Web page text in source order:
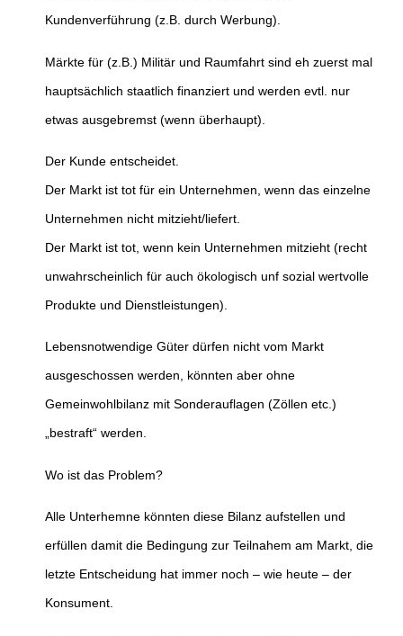
Kundenverführung (z.B. durch Werbung).
Märkte für (z.B.) Militär und Raumfahrt sind eh zuerst mal
hauptsächlich staatlich finanziert und werden evtl. nur
etwas ausgebremst (wenn überhaupt).
Der Kunde entscheidet.
Der Markt ist tot für ein Unternehmen, wenn das einzelne
Unternehmen nicht mitzieht/liefert.
Der Markt ist tot, wenn kein Unternehmen mitzieht (recht
unwahrscheinlich für auch ökologisch unf sozial wertvolle
Produkte und Dienstleistungen).
Lebensnotwendige Güter dürfen nicht vom Markt
ausgeschossen werden, könnten aber ohne
Gemeinwohlbilanz mit Sonderauflagen (Zöllen etc.)
„bestraft“ werden.
Wo ist das Problem?
Alle Unterhemne könnten diese Bilanz aufstellen und
erfüllen damit die Bedingung zur Teilnahem am Markt, die
letzte Entscheidung hat immer noch – wie heute – der
Konsument.